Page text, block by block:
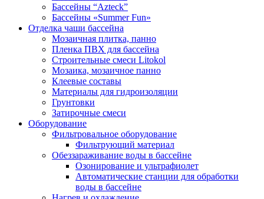
Бассейны “Azteck”
Бассейны «Summer Fun»
Отделка чаши бассейна
Мозаичная плитка, панно
Пленка ПВХ для бассейна
Строительные смеси Litokol
Мозаика, мозаичное панно
Клеевые составы
Материалы для гидроизоляции
Грунтовки
Затирочные смеси
Оборудование
Фильтровальное оборудование
Фильтрующий материал
Обеззараживание воды в бассейне
Озонирование и ультрафиолет
Автоматические станции для обработки
воды в бассейне